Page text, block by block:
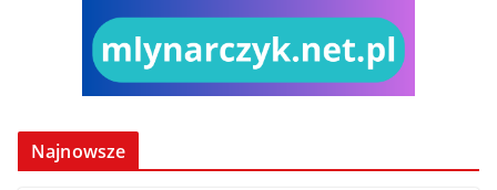
Najnowsze